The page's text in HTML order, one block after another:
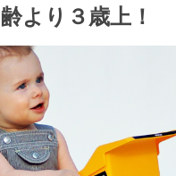
齢より３歳上！